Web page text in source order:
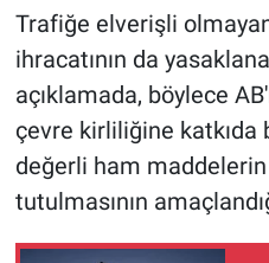
Trafiğe elverişli
ihracatının da
açıklamada, böylece
çevre kirliliğine katkıda
değerli ham
tutulmasının